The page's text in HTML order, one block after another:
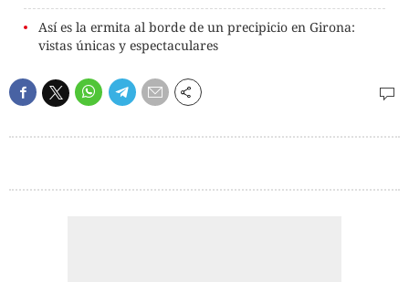
Así es la ermita al borde de un precipicio en Girona:
vistas únicas y espectaculares